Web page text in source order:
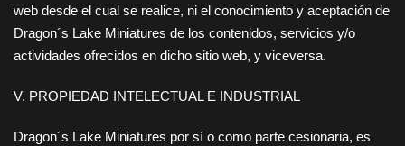
web desde el cual se realice, ni el conocimiento y aceptación de
Dragon´s Lake Miniatures de los contenidos, servicios y/o
actividades ofrecidos en dicho sitio web, y viceversa.
V. PROPIEDAD INTELECTUAL E INDUSTRIAL
Dragon´s Lake Miniatures por sí o como parte cesionaria, es